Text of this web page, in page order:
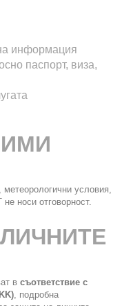
информация
паспорт, виза,
условия,
носи отговорност.
в съответствие с
, подробна